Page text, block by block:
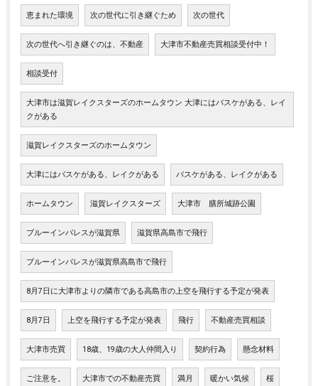
恵まれた環境 次の世代に引き継ぐため 次の世代
次の世代へ引き継ぐのは、不動産 大津市不動産売買相談受付中！
相談受付
大津市は滋賀レイクスターズのホームタウン 大津にはバスケがある、レイ
クがある
滋賀レイクスターズのホームタウン
大津にはバスケがある、レイクがある バスケがある、レイクがある
ホームタウン 滋賀レイクスターズ 大津市 膳所城跡公園
ブルーインパレスが滋賀県 滋賀県高島市で飛行
ブルーインパレスが滋賀県高島市で飛行
8月7日に大津市よりの隣市である高島市の上空を飛行する予定が発表
8月7日 上空を飛行する予定が発表 飛行 不動産売買相談
大津市売買 18歳、19歳の大人仲間入り 契約行為 懸念材料
ご注意を。 大津市での不動産売買 満月 暖かい気候 桜